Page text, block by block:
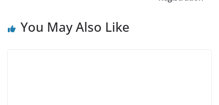
You May Also Like